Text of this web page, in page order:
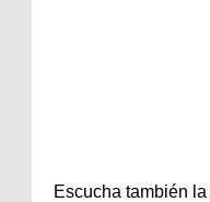
Escucha también la